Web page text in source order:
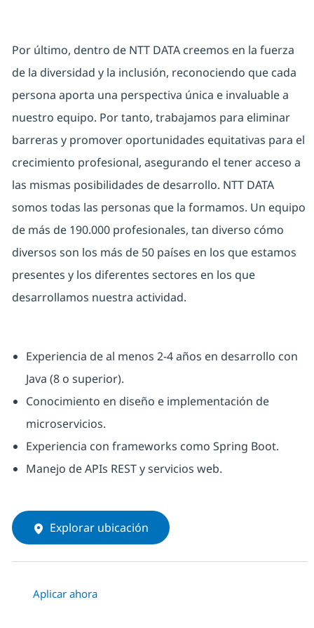
Por último, dentro de NTT DATA creemos en la fuerza
de la diversidad y la inclusión, reconociendo que cada
persona aporta una perspectiva única e invaluable a
nuestro equipo. Por tanto, trabajamos para eliminar
barreras y promover oportunidades equitativas para el
crecimiento profesional, asegurando el tener acceso a
las mismas posibilidades de desarrollo. NTT DATA
somos todas las personas que la formamos. Un equipo
de más de 190.000 profesionales, tan diverso cómo
diversos son los más de 50 países en los que estamos
presentes y los diferentes sectores en los que
desarrollamos nuestra actividad.
Experiencia de al menos 2-4 años en desarrollo con
Java (8 o superior).
Conocimiento en diseño e implementación de
microservicios.
Experiencia con frameworks como Spring Boot.
Manejo de APIs REST y servicios web.
Explorar ubicación
Aplicar ahora